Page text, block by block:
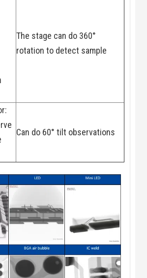
The stage can do 360°
rotation to detect sample
Can do 60° tilt observations